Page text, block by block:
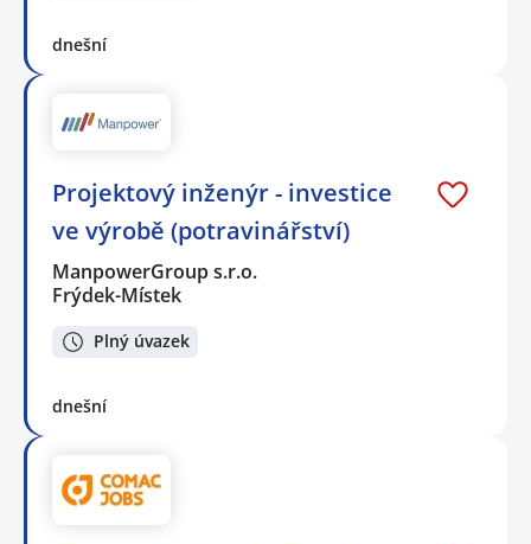
dnešní
Projektový inženýr - investice
ve výrobě (potravinářství)
ManpowerGroup s.r.o.
Frýdek-Místek
Plný úvazek
dnešní